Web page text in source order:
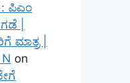
: ಪಿಎಂ
|
ಮಾತ್ರ |
on